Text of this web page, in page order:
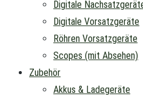
Digitale
Digitale Vorsatzgeräte
Röhren Vorsatzgeräte
Scopes (mit Absehen)
Zubehör
Akkus & Ladegeräte